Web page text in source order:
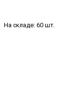
На складе: 60 шт.